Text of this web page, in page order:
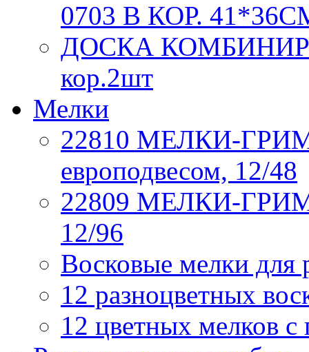
0703 В КОР.
ДОСКА
кор.2шт
Мелки
22810 МЕЛКИ-ГРИМ,
европодвесом, 12/48
22809 МЕЛКИ-ГРИМ,
12/96
Восковые мелки для
12 разноцветных
12 цветных мелков